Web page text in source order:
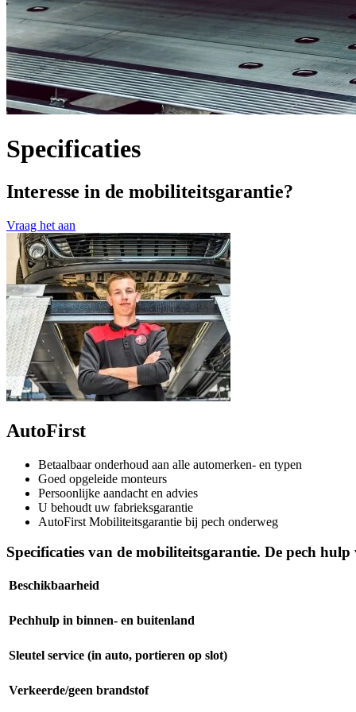
Specificaties
Interesse in de mobiliteitsgarantie?
Vraag het aan
AutoFirst
Betaalbaar onderhoud aan alle automerken- en typen
Goed opgeleide monteurs
Persoonlijke aandacht en advies
U behoudt uw fabrieksgarantie
AutoFirst Mobiliteitsgarantie bij pech onderweg
Specificaties van de mobiliteitsgarantie. De pech
Beschikbaarheid
Pechhulp in binnen- en buitenland
Sleutel service (in auto, portieren op slot)
Verkeerde/geen brandstof